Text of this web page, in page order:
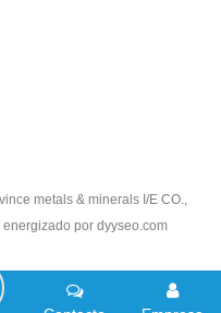
metals & minerals I/E CO.,
energizado por dyyseo.com